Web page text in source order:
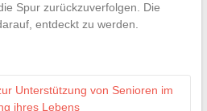
Spur zurückzuverfolgen. Die
entdeckt zu werden.
Unterstützung von Senioren im
ihres Lebens